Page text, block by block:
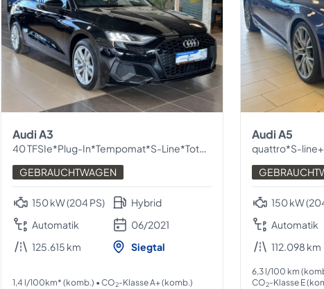
Audi A3
40 TFSIe*Plug-In*Tempomat*S-Line*Totw*LED*PDC
GEBRAUCHTWAGEN
150 kW (204 PS)
Automatik
125.615 km
Hybrid
06/2021
Siegtal
1,4 l/100km* (komb.) • CO2-Klasse A+ (komb.)
Audi A5
quattro*S-
150 kW
Automatik
112.098 km
6,3 l/100 km
CO2-Klasse E